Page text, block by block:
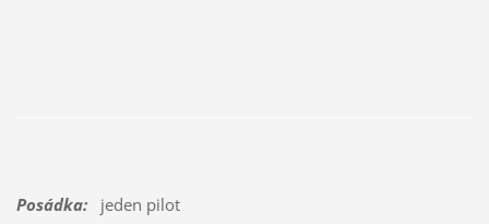
Posádka:jeden pilot